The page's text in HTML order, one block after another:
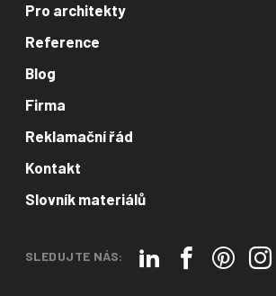
Pro architekty
Reference
Blog
Firma
Reklamační řád
Kontakt
Slovník materiálů
SLEDUJTE NÁS: